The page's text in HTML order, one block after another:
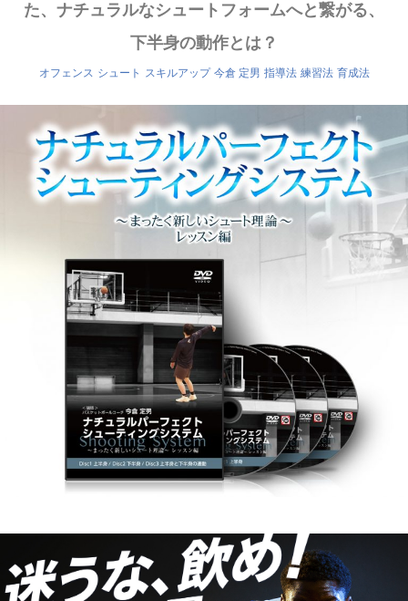
た、ナチュラルなシュートフォームへと繋がる、
下半身の動作とは？
オフェンス シュート スキルアップ 今倉 定男 指導法 練習法 育成法